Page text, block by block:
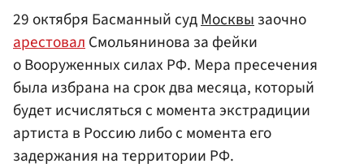
29 октября Басманный судМосквызаочно
арестовалСмольянинова за фейки
о Вооруженных силах РФ. Мера пресечения
была избрана на срок два месяца, который
будет исчисляться с момента экстрадиции
артиста в Россию либо с момента его
задержания на территории РФ.